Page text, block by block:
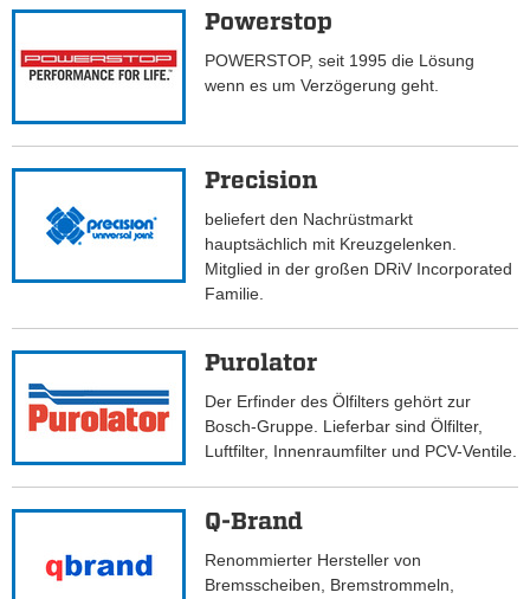
Powerstop
POWERSTOP, seit 1995 die Lösung
wenn es um Verzögerung geht.
Precision
beliefert den Nachrüstmarkt
hauptsächlich mit Kreuzgelenken.
Mitglied in der großen DRiV Incorporated
Familie.
Purolator
Der Erfinder des Ölfilters gehört zur
Bosch-Gruppe. Lieferbar sind Ölfilter,
Luftfilter, Innenraumfilter und PCV-Ventile.
Q-Brand
Renommierter Hersteller von
Bremsscheiben, Bremstrommeln,